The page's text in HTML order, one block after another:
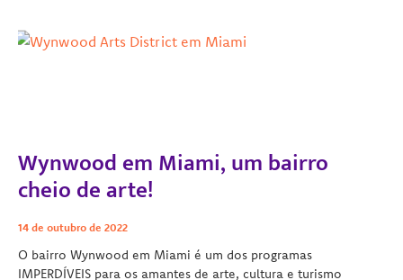
Wynwood em Miami, um bairro
cheio de arte!
14 de outubro de 2022
O bairro Wynwood em Miami é um dos programas
IMPERDÍVEIS para os amantes de arte, cultura e turismo